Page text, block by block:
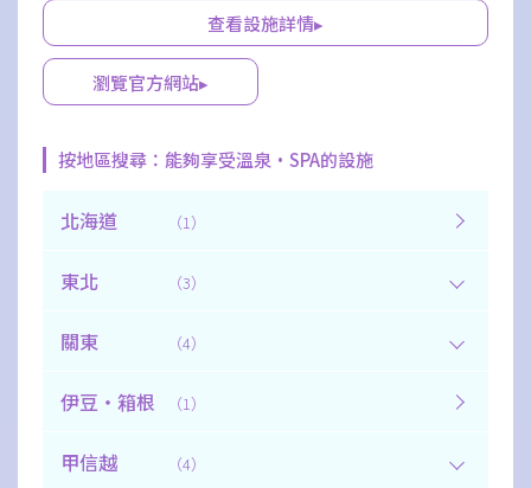
程，與京都府老字號種麴店「菱六」合作，提供使用麴的「發酵道」菜
單。透過冥想進行內在照護及美容護理，以全方位支援讓身心獲得療
癒。
查看設施詳情▸
瀏覽官方網站▸
按地區搜尋：能夠享受溫泉·SPA的設施
北海道 （1）
東北 （3）
關東 （4）
伊豆・箱根 （1）
甲信越 （4）